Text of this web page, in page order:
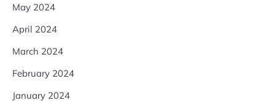
May 2024
April 2024
March 2024
February 2024
January 2024